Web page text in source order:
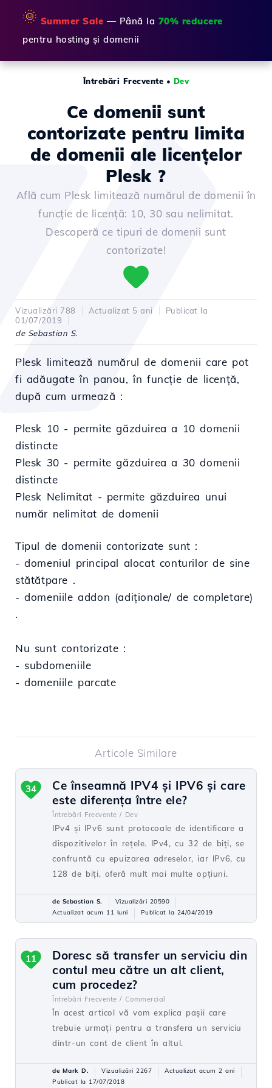
🌞 Summer Sale — Până la 70% reducere
pentru hosting și domenii
Întrebări Frecvente • Dev
Ce domenii sunt
contorizate pentru limita
de domenii ale licențelor
Plesk ?
Află cum Plesk limitează numărul de domenii în
funcție de licență: 10, 30 sau nelimitat.
Descoperă ce tipuri de domenii sunt
contorizate!
Vizualizări 788 Actualizat 5 ani
Publicat la
01/07/2019
de Sebastian S.
Plesk limitează numărul de domenii care pot
fi adăugate în panou, în funcție de licență,
după cum urmează :
Plesk 10 - permite găzduirea a 10 domenii
distincte
Plesk 30 - permite găzduirea a 30 domenii
distincte
Plesk Nelimitat - permite găzduirea unui
număr nelimitat de domenii
Tipul de domenii contorizate sunt :
- domeniul principal alocat conturilor de sine
stătătpare .
- domeniile addon (adiționale/ de completare)
.
Nu sunt contorizate :
- subdomeniile
- domeniile parcate
Articole Similare
Ce înseamnă IPV4 și IPV6 și care
este diferența între ele?
Întrebări Frecvente / Dev
IPv4 și IPv6 sunt protocoale de identificare a
dispozitivelor în rețele. IPv4, cu 32 de biți, se
confruntă cu epuizarea adreselor, iar IPv6, cu
128 de biți, oferă mult mai multe opțiuni.
34
de Sebastian S.
Vizualizări 20590
Actualizat acum 11 luni
Publicat la 24/04/2019
Doresc să transfer un serviciu din
contul meu către un alt client,
cum procedez?
Întrebări Frecvente / Commercial
În acest articol vă vom explica pașii care
trebuie urmați pentru a transfera un serviciu
dintr-un cont de client în altul.
11
de Mark D. Vizualizări 2267
Actualizat acum 2 ani
Publicat la 17/07/2018